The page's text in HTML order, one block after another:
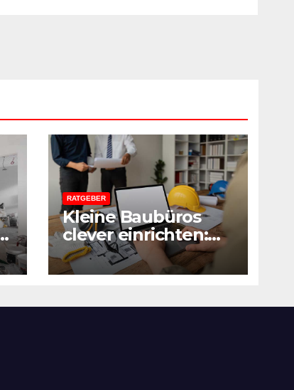
RATGEBER
Kleine Baubüros
clever einrichten:
Mehr Platz durch
smarte Möbel